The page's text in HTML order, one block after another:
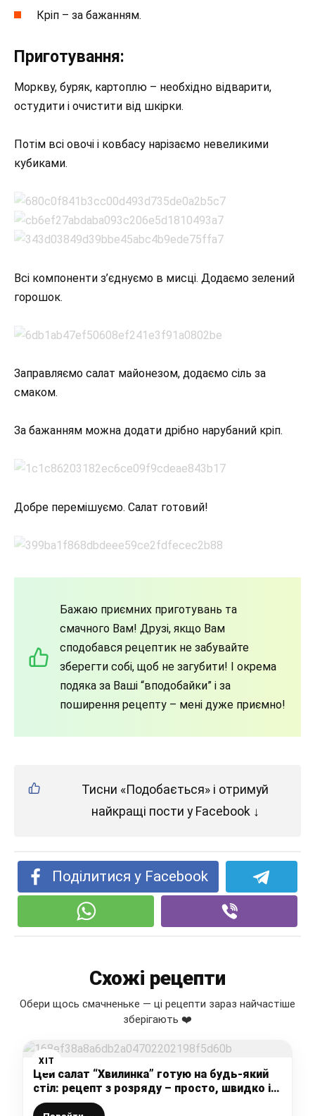
Кріп – за бажанням.
Приготування:
Моркву, буряк, картоплю – необхідно відварити,
остудити і очистити від шкірки.
Потім всі овочі і ковбасу нарізаємо невеликими
кубиками.
Всі компоненти з’єднуємо в мисці. Додаємо зелений
горошок.
Заправляємо салат майонезом, додаємо сіль за
смаком.
За бажанням можна додати дрібно нарубаний кріп.
Добре перемішуємо. Салат готовий!
Бажаю приємних приготувань та
смачного Вам! Друзі, якщо Вам
сподобався рецептик не забувайте
зберегти собі, щоб не загубити! І окрема
подяка за Ваші “вподобайки” і за
поширення рецепту – мені дуже приємно!
Тисни «Подобається» і отримуй
найкращі пости у Facebook ↓
Поділитися у Facebook
Схожі рецепти
Обери щось смачненьке — ці рецепти зараз найчастіше
зберігають ❤️
ХІТ
Цей салат “Хвилинка” готую на будь-який
стіл: рецепт з розряду – просто, швидко і
дуже смачно (без м’ясних продуктів)